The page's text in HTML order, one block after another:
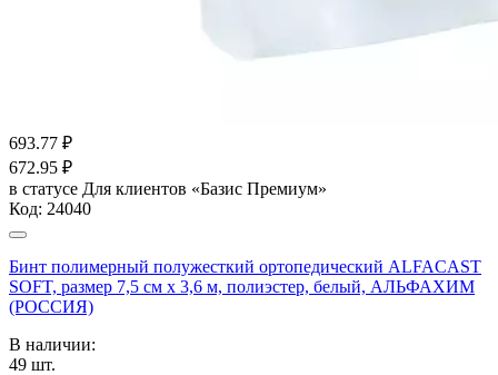
693.77 ₽
672.95 ₽
в статусе Для клиентов «Базис Премиум»
Код: 24040
Бинт полимерный полужесткий ортопедический ALFACAST
SOFT, размер 7,5 см х 3,6 м, полиэстер, белый, АЛЬФАХИМ
(РОССИЯ)
В наличии:
49 шт.